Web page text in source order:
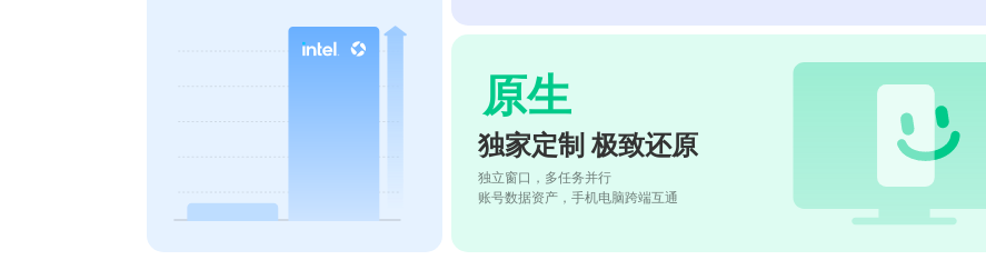
原生
独家定制 极致还原
独立窗口，多任务并行
账号数据资产，手机电脑跨端互通